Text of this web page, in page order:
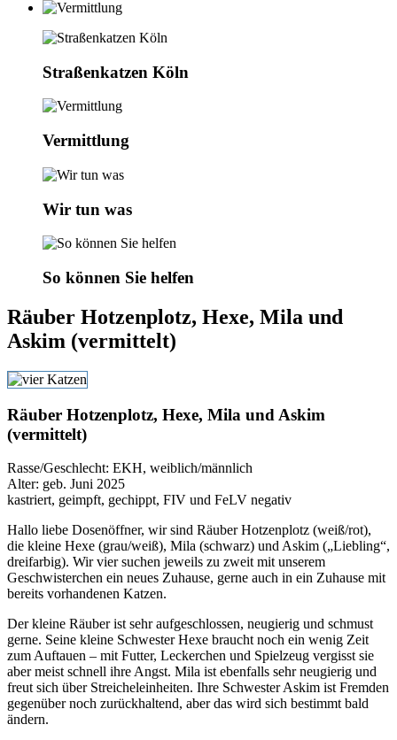
Straßenkatzen Köln
Vermittlung
Wir tun was
So können Sie helfen
Räuber Hotzenplotz, Hexe, Mila und
Askim (vermittelt)
Räuber Hotzenplotz, Hexe, Mila und Askim
(vermittelt)
Rasse/Geschlecht: EKH, weiblich/männlich
Alter: geb. Juni 2025
kastriert, geimpft, gechippt, FIV und FeLV negativ
Hallo liebe Dosenöffner, wir sind Räuber Hotzenplotz (weiß/rot),
die kleine Hexe (grau/weiß), Mila (schwarz) und Askim („Liebling“,
dreifarbig). Wir vier suchen jeweils zu zweit mit unserem
Geschwisterchen ein neues Zuhause, gerne auch in ein Zuhause mit
bereits vorhandenen Katzen.
Der kleine Räuber ist sehr aufgeschlossen, neugierig und schmust
gerne. Seine kleine Schwester Hexe braucht noch ein wenig Zeit
zum Auftauen – mit Futter, Leckerchen und Spielzeug vergisst sie
aber meist schnell ihre Angst. Mila ist ebenfalls sehr neugierig und
freut sich über Streicheleinheiten. Ihre Schwester Askim ist Fremden
gegenüber noch zurückhaltend, aber das wird sich bestimmt bald
ändern.